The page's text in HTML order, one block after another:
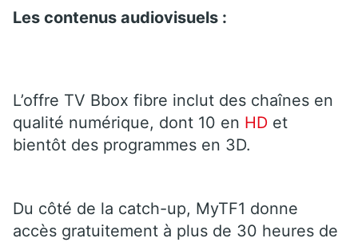
Les contenus audiovisuels :
L’offre TV Bbox fibre inclut des chaînes en
qualité numérique, dont 10 en HD et
bientôt des programmes en 3D.
Du côté de la catch-up, MyTF1 donne
accès gratuitement à plus de 30 heures de